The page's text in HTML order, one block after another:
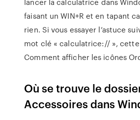
faisant un WIN+R et en tapant
rien. Si vous essayer l’astuce
mot clé « calculatrice:// », cette
Comment afficher les icônes
Où se trouve le
Accessoires dans